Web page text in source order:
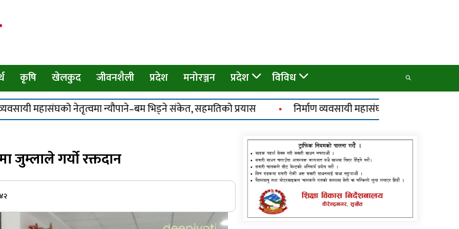
कृषि खेलकुद जीवनशैली प्रदेश मनोरञ्जन प्रदेश विविध
अध्यक्ष पदका उम्मेदवार न्यौपानेले उम्मेदवारी
फिर्ता लिँदै बमलाई समर्थन गर्ने घोषणा
निर्माण व्यवसायी महासंघको प्रदेश अधिवेशन,
कविता – बहुरङ्गी भेटिन्छन्
न्यौपाने–बम भिड्ने संकेत, सहमतिको प्रयास निर्माण व्यवसायी महासंघको प्रदेश अधिवेशन, सार्वजनिक खरिद
जुम्लाले गर्यो रक्तदान